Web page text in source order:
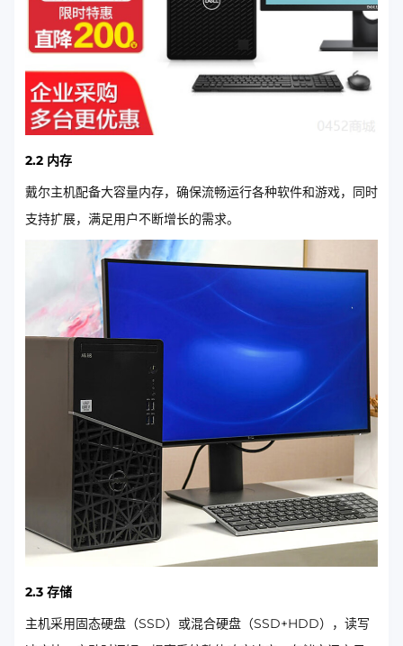
2.2 内存
戴尔主机配备大容量内存，确保流畅运行各种软件和游戏，同时
支持扩展，满足用户不断增长的需求。
2.3 存储
主机采用固态硬盘（SSD）或混合硬盘（SSD+HDD），读写